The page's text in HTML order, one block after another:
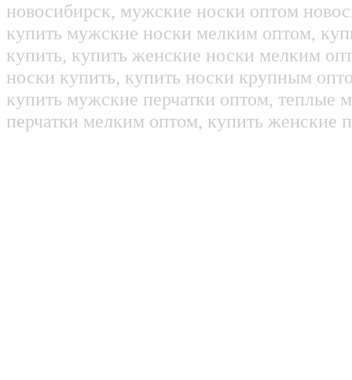
новосибирск, мужские носки оптом
купить мужские носки мелким оптом,
купить, купить женские носки мелким
носки купить, купить носки крупным
купить мужские перчатки оптом, теплые
перчатки мелким оптом, купить женские